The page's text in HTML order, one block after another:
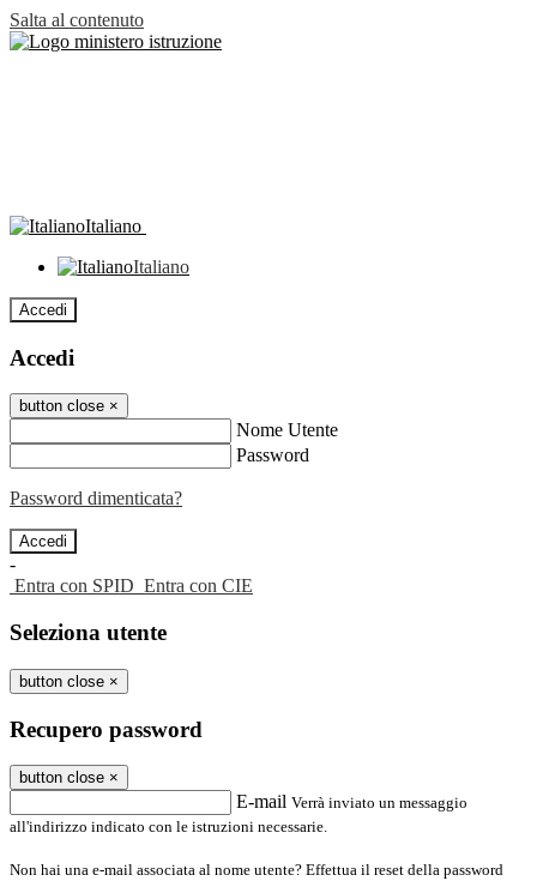
Salta al contenuto
Italiano
Italiano
Accedi
Accedi
button close ×
Nome Utente
Password
Password dimenticata?
-
Entra con SPID Entra con CIE
Seleziona utente
button close ×
Recupero password
button close ×
E-mail Verrà inviato un messaggio
all'indirizzo indicato con le istruzioni necessarie.
Non hai una e-mail associata al nome utente? Effettua il reset della password